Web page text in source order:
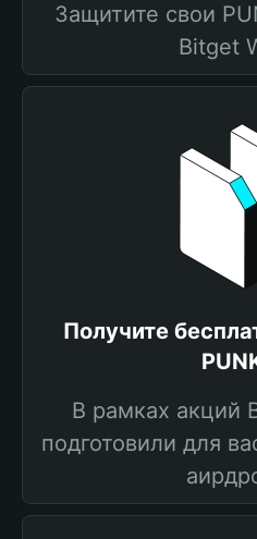
Защитите свои
Bitget
Получите
В рамках акций
подготовили для